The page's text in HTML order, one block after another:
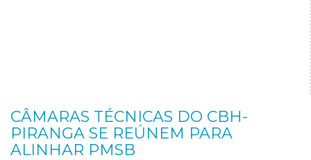
CÂMARAS TÉCNICAS DO CBH-
PIRANGA SE REÚNEM PARA
ALINHAR PMSB